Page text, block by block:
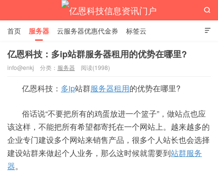

首页 服务器 云服务器优惠代金券 标签云

亿恩科技：多ip站群服务器租用的优势在哪里?
info@enkj 分类： 服务器 阅读(1998)
亿恩科技： 多ip站群服务器租用的优势在哪里?
俗话说“不要把所有的鸡蛋放进一个篮子”，做站点也应
该这样，不能把所有希望都寄托在一个网站上。越来越多的
企业专门建设多个网站来销售产品，很多个人站长也会选择
建设站群来做起个人业务，那么这时候就需要到站群服务
器。